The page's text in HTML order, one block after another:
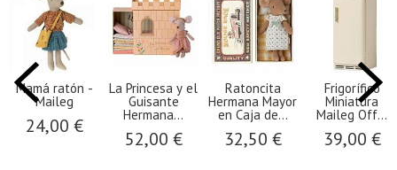
Mamá ratón -
Maileg
24,00 €
La Princesa y el
Guisante
Hermana...
52,00 €
Ratoncita
Hermana Mayor
en Caja de...
32,50 €
Frigorífico
Miniatura
Maileg Off...
39,00 €